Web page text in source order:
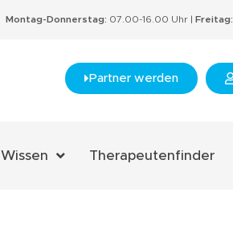
Montag-Donnerstag: 07.00-16.00 Uhr | Freitag:
Partner werden
Wissen Therapeutenfinder